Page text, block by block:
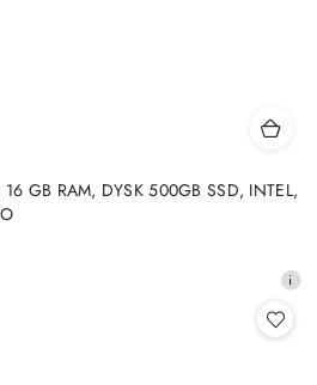
GB RAM, DYSK 500GB SSD, INTEL,